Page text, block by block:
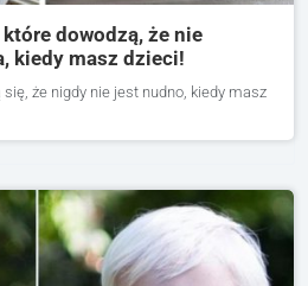
dowodzą, że nie
kiedy masz dzieci!
że nigdy nie jest nudno, kiedy masz